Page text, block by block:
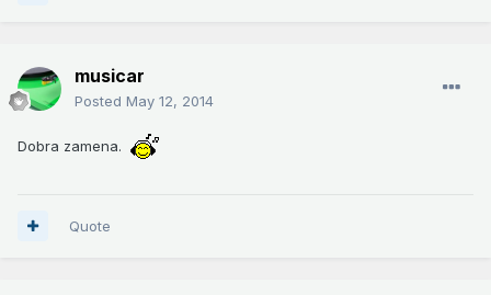
musicar
Posted May 12, 2014
Dobra zamena.
Quote